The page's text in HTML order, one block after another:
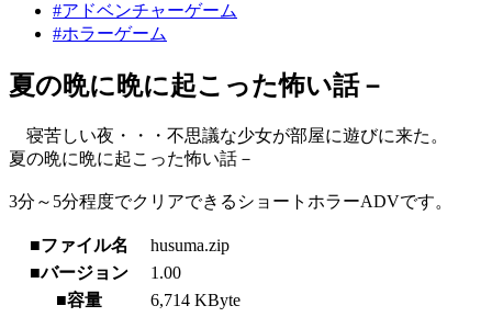
#アドベンチャーゲーム
#ホラーゲーム
夏の晩に晩に起こった怖い話－
寝苦しい夜・・・不思議な少女が部屋に遊びに来た。
夏の晩に晩に起こった怖い話－
3分～5分程度でクリアできるショートホラーADVです。
■ファイル名
husuma.zip
■バージョン
1.00
■容量
6,714 KByte